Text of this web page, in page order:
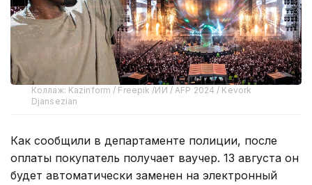
Коллаж: Kazinform / Freepik /ИИ / AFP 2024 / Kevork
Djansezian
Как сообщили в департаменте полиции, после
оплаты покупатель получает ваучер. 13 августа он
будет автоматически заменен на электронный